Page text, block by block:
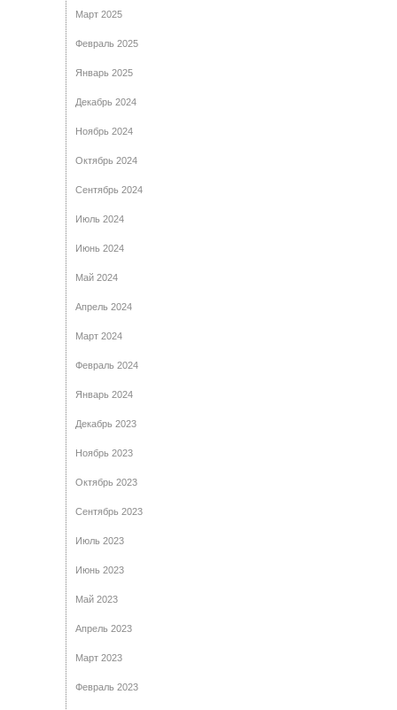
Март 2025
Февраль 2025
Январь 2025
Декабрь 2024
Ноябрь 2024
Октябрь 2024
Сентябрь 2024
Июль 2024
Июнь 2024
Май 2024
Апрель 2024
Март 2024
Февраль 2024
Январь 2024
Декабрь 2023
Ноябрь 2023
Октябрь 2023
Сентябрь 2023
Июль 2023
Июнь 2023
Май 2023
Апрель 2023
Март 2023
Февраль 2023